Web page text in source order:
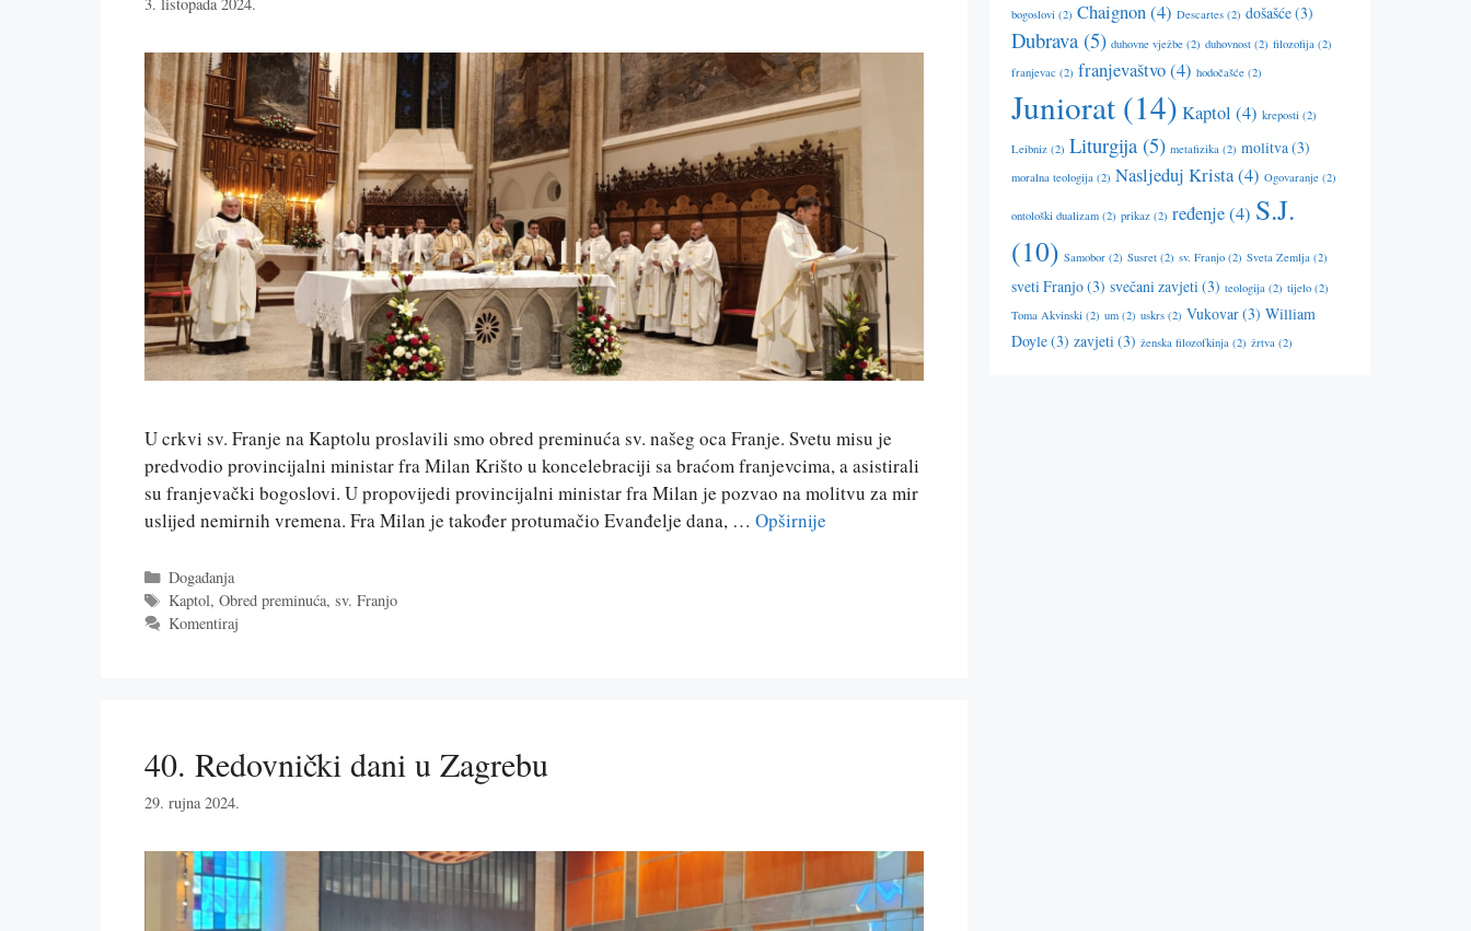
U crkvi sv. Franje na Kaptolu proslavili smo obred preminuća sv. našeg oca Franje. Svetu misu je
predvodio provincijalni ministar fra Milan Krišto u koncelebraciji sa braćom franjevcima, a asistirali
su franjevački bogoslovi. U propovijedi provincijalni ministar fra Milan je pozvao na molitvu za mir
uslijed nemirnih vremena. Fra Milan je također protumačio Evanđelje dana, … Opširnije
Kategorije
Događanja
Oznake
Kaptol, Obred preminuća, sv. Franjo
Komentiraj
40. Redovnički dani u Zagrebu
29. rujna 2024.
bogoslovi (2) Chaignon(4) Descartes (2) došašće(3)
Dubrava (5) duhovne vježbe (2) duhovnost (2) filozofija (2)
franjevac (2) franjevaštvo(4) hodočašće (2)
Juniorat (14) Kaptol (4) kreposti (2)
Leibniz (2) Liturgija (5) metafizika (2) molitva(3)
moralna teologija (2) Nasljeduj Krista(4) Ogovaranje (2)
ontološki dualizam (2) prikaz (2) ređenje(4) S.J.
(10) Samobor (2) Susret (2) sv. Franjo (2) Sveta Zemlja (2)
sveti Franjo(3) svečani zavjeti(3) teologija (2) tijelo (2)
Toma Akvinski (2) um (2) uskrs (2) Vukovar(3) William
Doyle(3) zavjeti(3) ženska filozofkinja (2) žrtva (2)